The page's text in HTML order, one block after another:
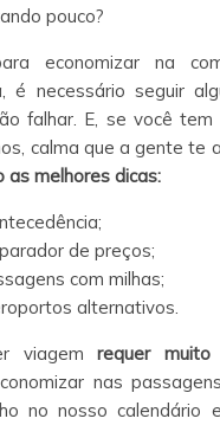
pouco?
economizar na
é necessário seguir
falhar. E, se você tem
calma que a gente te
as melhores dicas:
de preços;
com milhas;
alternativos.
viagem requer muito
nas
no nosso calendário